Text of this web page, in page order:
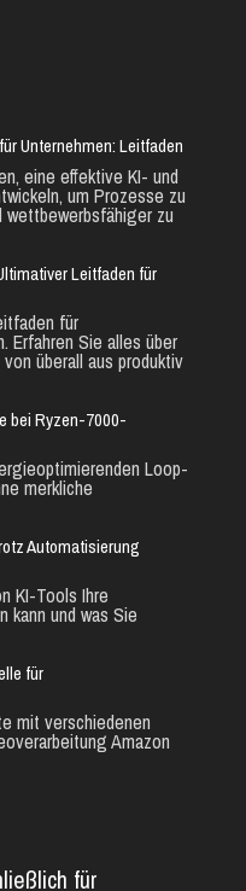
Unternehmen: Leitfaden
eine effektive KI- und
um Prozesse zu
wettbewerbsfähiger zu
Leitfaden für
für
Erfahren Sie alles über
überall aus produktiv
bei Ryzen-7000-
Loop-
merkliche
Automatisierung
KI-Tools Ihre
kann und was Sie
für
mit verschiedenen
Amazon
für